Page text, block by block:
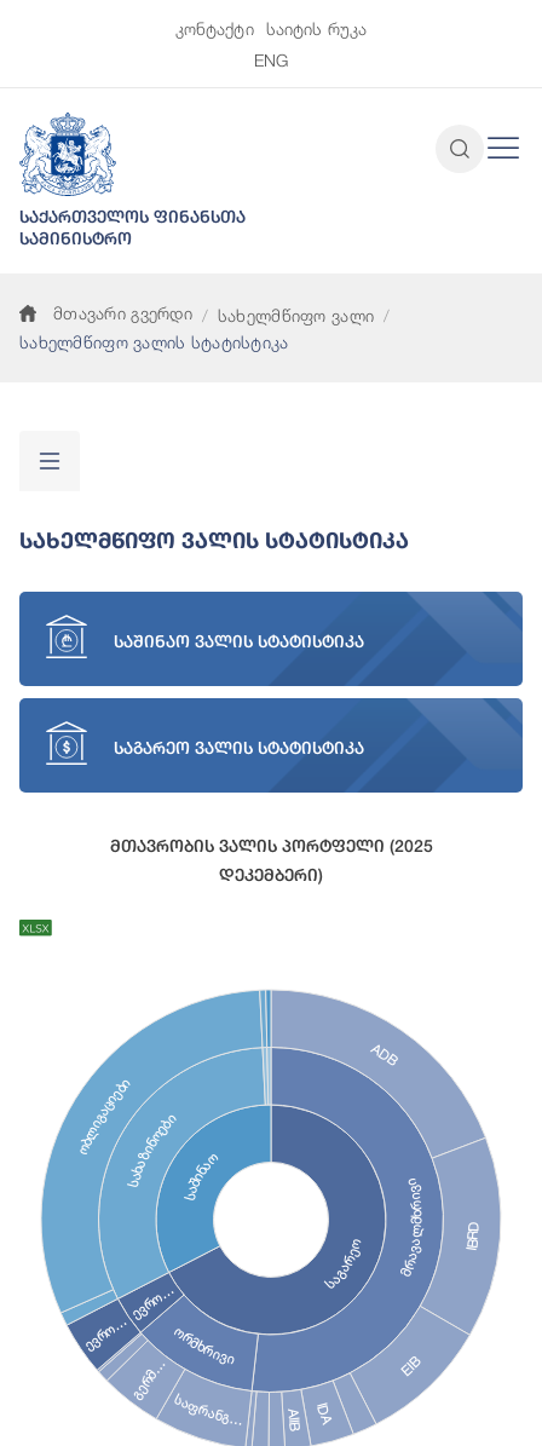
კონტაქტი
საიტის რუკა
ENG
საქართველოს ფინანსთა
სამინისტრო
მთავარი გვერდი
სახელმწიფო ვალი
სახელმწიფო ვალის სტატისტიკა
Სახელმწიფო Ვალის Სტატისტიკა
საშინაო ვალის სტატისტიკა
საგარეო ვალის სტატისტიკა
Მთავრობის Ვალის Პორტფელი (2025
Დეკემბერი)
Chart with 27 data points.
View as data table, Chart
საგარეო მრავალმხრივი
ორმხრივი
ევრო…
ADB
IBRD
EIB
IDA
AIIB
საფრანგ…
გერმ…
ევრო…
საშინაო
სახაზინოები
ობლიგაციები